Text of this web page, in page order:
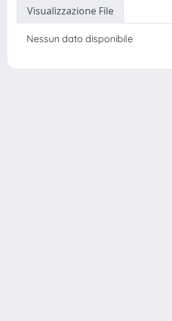
Visualizzazione File
Nessun dato disponibile